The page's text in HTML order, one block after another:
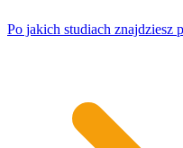
Po jakich studiach znajdziesz